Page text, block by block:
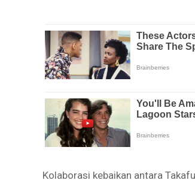
Kolaborasi kebaikan antara